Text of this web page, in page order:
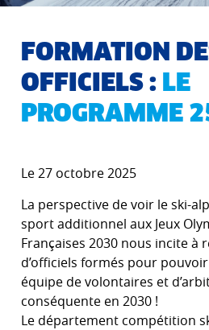
FORMATION
OFFICIELS : LE
PROGRAMME
Le 27 octobre 2025
La perspective de voir le ski-
sport additionnel aux Jeux
Françaises 2030 nous incite à
d’officiels formés pour
équipe de volontaires et
conséquente en 2030 !
Le département compétition